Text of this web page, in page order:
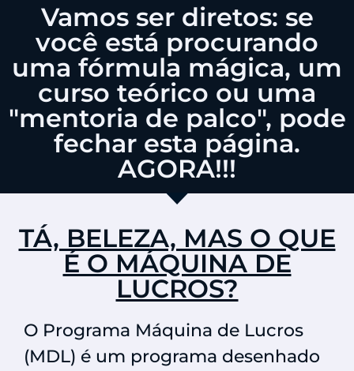
Vamos ser diretos: se
você está procurando
uma fórmula mágica, um
curso teórico ou uma
"mentoria de palco", pode
fechar esta página.
AGORA!!!
TÁ, BELEZA, MAS O QUE
É O MÁQUINA DE
LUCROS?
O Programa Máquina de Lucros
(MDL) é um programa desenhado